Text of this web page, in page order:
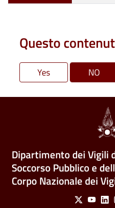
Questo
Dipartimento dei Vigili
Soccorso Pubblico e
Corpo Nazionale dei
Social
X Youtube